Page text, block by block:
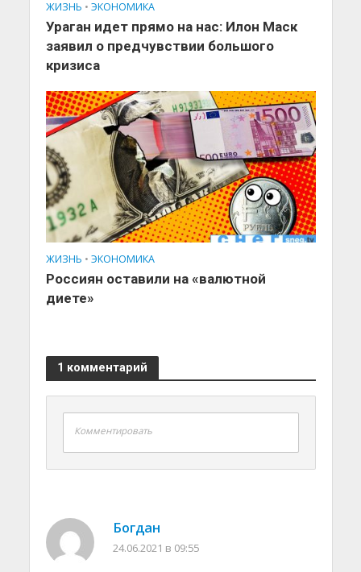
ЖИЗНЬ • ЭКОНОМИКА
Ураган идет прямо на нас: Илон Маск
заявил о предчувствии большого
кризиса
ЖИЗНЬ • ЭКОНОМИКА
Россиян оставили на «валютной
диете»
1 комментарий
Комментировать
Богдан
24.06.2021 в 09:55